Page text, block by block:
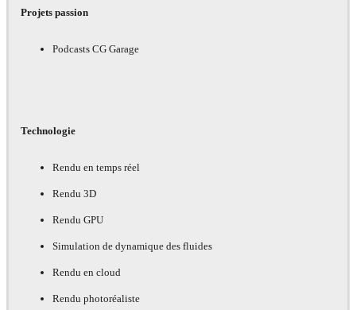
Projets passion
Podcasts CG Garage
Technologie
Rendu en temps réel
Rendu 3D
Rendu GPU
Simulation de dynamique des fluides
Rendu en cloud
Rendu photoréaliste